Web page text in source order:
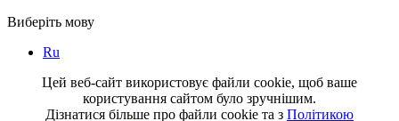
Виберіть мову
Ru
Цей веб-сайт використовує файли cookie, щоб ваше
користування сайтом було зручнішим.
Дізнатися більше про файли cookie та з Політикою